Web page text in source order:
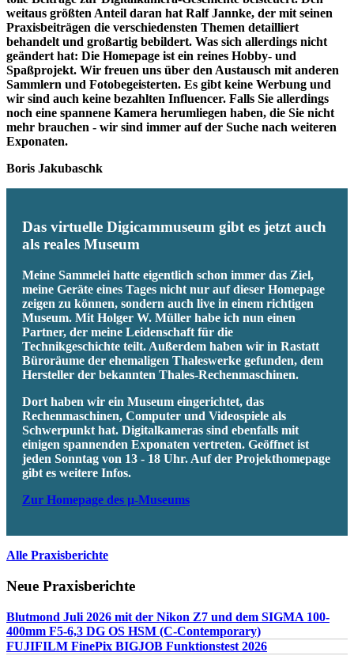
weitaus größten Anteil daran hat Ralf Jannke, der mit seinen
Praxisbeiträgen die verschiedensten Themen detailliert
behandelt und großartig bebildert. Was sich allerdings nicht
geändert hat: Die Homepage ist ein reines Hobby- und
Spaßprojekt. Wir freuen uns über den Austausch mit anderen
Sammlern und Fotobegeisterten. Es gibt keine Werbung und
wir sind auch keine bezahlten Influencer. Falls Sie allerdings
noch eine spannene Kamera herumliegen haben, die Sie nicht
mehr brauchen - wir sind immer auf der Suche nach weiteren
Exponaten.
Boris Jakubaschk
Das virtuelle Digicammuseum gibt es jetzt auch
als reales Museum
Meine Sammelei hatte eigentlich schon immer das Ziel,
meine Geräte eines Tages nicht nur auf dieser Homepage
zeigen zu können, sondern auch live in einem richtigen
Museum. Mit Holger W. Müller habe ich nun einen
Partner, der meine Leidenschaft für die
Technikgeschichte teilt. Außerdem haben wir in Rastatt
Büroräume der ehemaligen Thaleswerke gefunden, dem
Hersteller der bekannten Thales-Rechenmaschinen.
Dort haben wir ein Museum eingerichtet, das
Rechenmaschinen, Computer und Videospiele als
Schwerpunkt hat. Digitalkameras sind ebenfalls mit
einigen spannenden Exponaten vertreten. Geöffnet ist
jeden Sonntag von 13 - 18 Uhr. Auf der Projekthomepage
gibt es weitere Infos.
Zur Homepage des µ-Museums
Alle Praxisberichte
Neue Praxisberichte
Blutmond Juli 2026 mit der Nikon Z7 und dem SIGMA 100-
400mm F5-6,3 DG OS HSM (C-Contemporary)
FUJIFILM FinePix BIGJOB Funktionstest 2026